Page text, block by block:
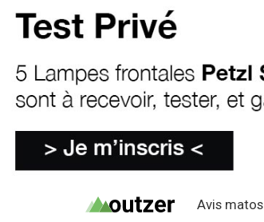
Avis matos